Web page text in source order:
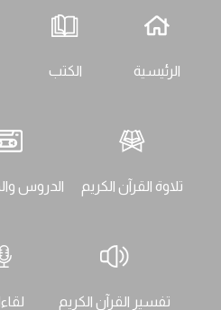
الرئيسية الكتب
تلاوة القرآن الكريم الدروس
تفسير القرآن الكريم